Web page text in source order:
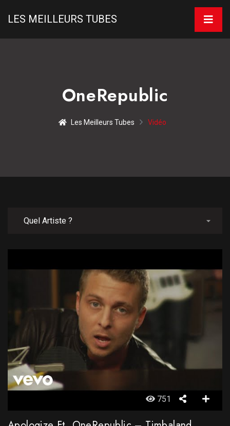
LES MEILLEURS TUBES
OneRepublic
Les Meilleurs Tubes Vidéo
751